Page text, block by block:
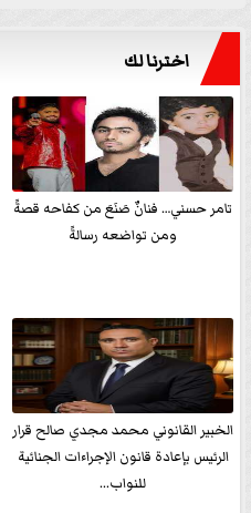
اخترنا لك
تامر حسني… فنانٌ صَنَعَ من كفاحه قصةً
ومن تواضعه رسالةً
الخبير القانوني محمد مجدي صالح قرار
الرئيس بإعادة قانون الإجراءات الجنائية
للنواب...